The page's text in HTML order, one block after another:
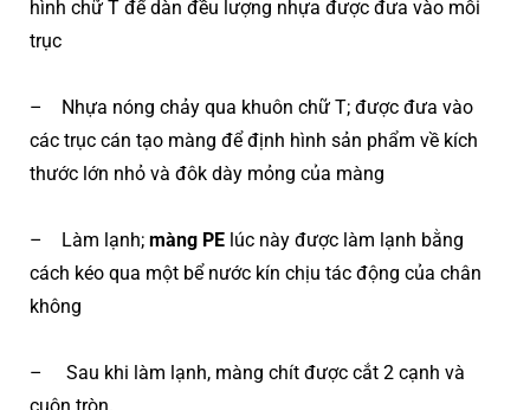
hình chữ T để dàn đều lượng nhựa được đưa vào mỗi
trục
– Nhựa nóng chảy qua khuôn chữ T; được đưa vào
các trục cán tạo màng để định hình sản phẩm về kích
thước lớn nhỏ và đôk dày mỏng của màng
– Làm lạnh; màng PE lúc này được làm lạnh bằng
cách kéo qua một bể nước kín chịu tác động của chân
không
– Sau khi làm lạnh, màng chít được cắt 2 cạnh và